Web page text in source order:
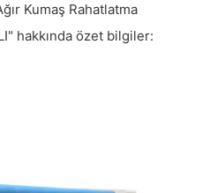
Kumaş Rahatlatma
hakkında özet bilgiler: